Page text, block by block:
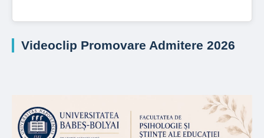
Videoclip Promovare Admitere 2026